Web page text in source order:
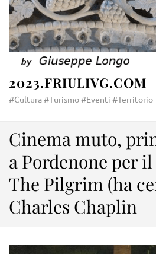
2023.FRIULIVG.COM
#Cultura #Turismo #Eventi #Territorio-
Cinema muto,
a Pordenone per
The Pilgrim (ha
Charles Chaplin